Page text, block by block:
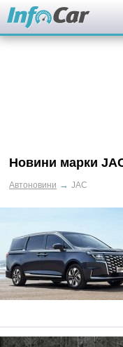
Новини марки
Автоновини → JAC